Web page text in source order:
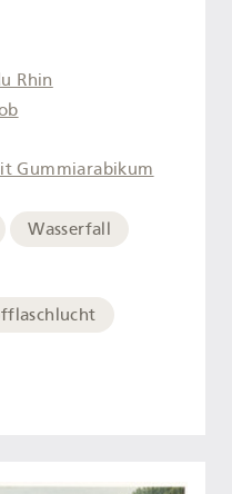
Rhin
Gummiarabikum
Wasserfall